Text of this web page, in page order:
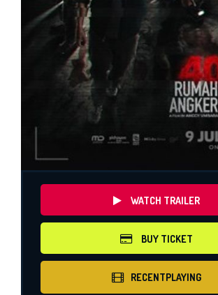
WATCH TRAILER
BUY TICKET
RECENTPLAYING